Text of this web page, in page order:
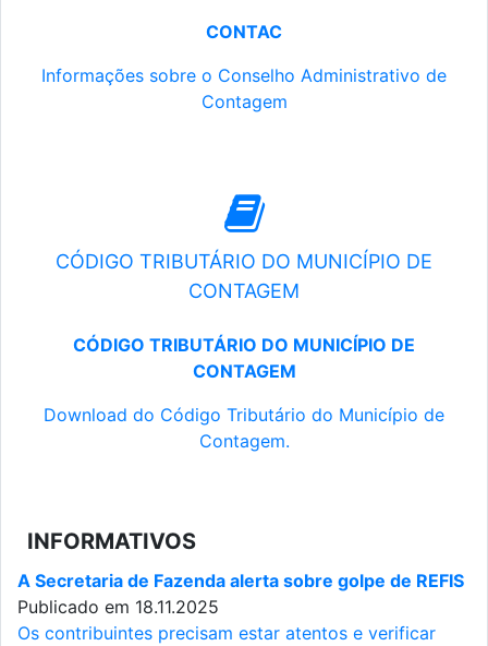
CONTAC
Informações sobre o Conselho Administrativo de
Contagem
CÓDIGO TRIBUTÁRIO DO MUNICÍPIO DE
CONTAGEM
CÓDIGO TRIBUTÁRIO DO MUNICÍPIO DE
CONTAGEM
Download do Código Tributário do Município de
Contagem.
INFORMATIVOS
A Secretaria de Fazenda alerta sobre golpe de REFIS
Publicado em 18.11.2025
Os contribuintes precisam estar atentos e verificar